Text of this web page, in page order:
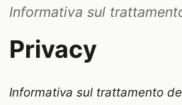
Informativa sul
Privacy
Informativa sul trattamento